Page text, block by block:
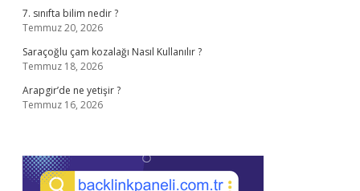
7. sınıfta bilim nedir ?
Temmuz 20, 2026
Saraçoğlu çam kozalağı Nasıl Kullanılır ?
Temmuz 18, 2026
Arapgir’de ne yetişir ?
Temmuz 16, 2026